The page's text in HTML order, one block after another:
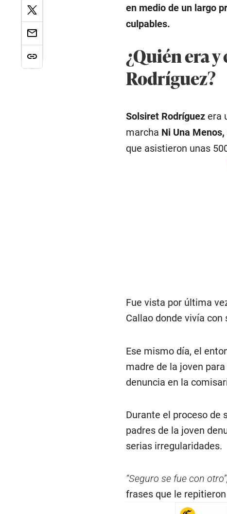
en medio de un largo
culpables.
¿Quién era
Rodríguez?
Solsiret Rodríguezera
marcha Ni Una Menos,
que asistieron unas
Fue vista por última
Callao donde vivía con
Ese mismo día, el
madre de la joven
denuncia en la
Durante el proceso de
padres de la joven
serias irregularidades.
“Seguro se fue con
frases que le